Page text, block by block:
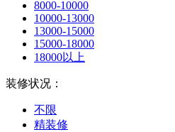
8000-10000
10000-13000
13000-15000
15000-18000
18000以上
装修状况：
不限
精装修